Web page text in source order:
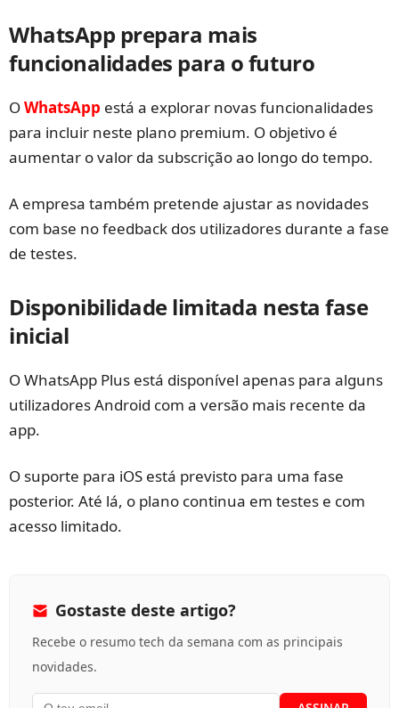
WhatsApp prepara mais
funcionalidades para o futuro
OWhatsApp está a explorar novas funcionalidades
para incluir neste plano premium. O objetivo é
aumentar o valor da subscrição ao longo do tempo.
A empresa também pretende ajustar as novidades
com base no feedback dos utilizadores durante a fase
de testes.
Disponibilidade limitada nesta fase
inicial
O WhatsApp Plus está disponível apenas para alguns
utilizadores Android com a versão mais recente da
app.
O suporte para iOS está previsto para uma fase
posterior. Até lá, o plano continua em testes e com
acesso limitado.
Gostaste deste artigo?
Recebe o resumo tech da semana com as principais
novidades.